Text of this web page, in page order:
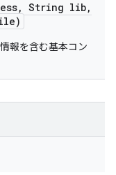
, String lib,
報を含む基本コン